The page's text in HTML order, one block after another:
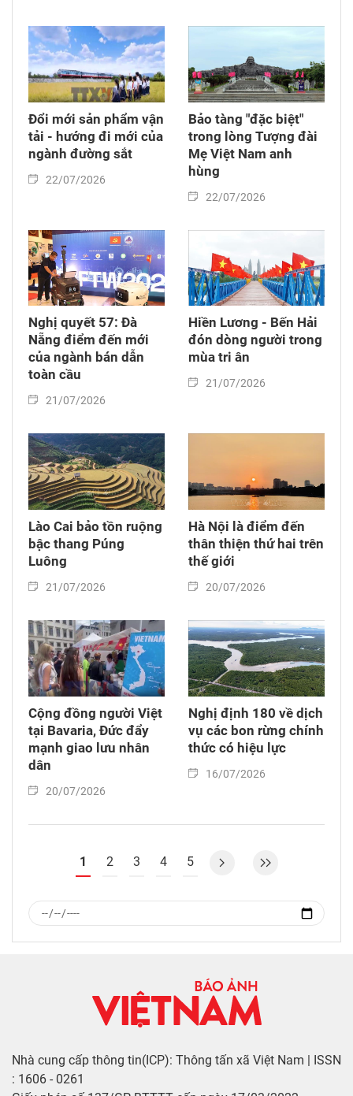
Đổi mới sản phẩm vận
tải - hướng đi mới của
ngành đường sắt
22/07/2026
Bảo tàng "đặc biệt"
trong lòng Tượng đài
Mẹ Việt Nam anh
hùng
22/07/2026
Nghị quyết 57: Đà
Nẵng điểm đến mới
của ngành bán dẫn
toàn cầu
21/07/2026
Hiền Lương - Bến Hải
đón dòng người trong
mùa tri ân
21/07/2026
Lào Cai bảo tồn ruộng
bậc thang Púng
Luông
21/07/2026
Hà Nội là điểm đến
thân thiện thứ hai trên
thế giới
20/07/2026
Cộng đồng người Việt
tại Bavaria, Đức đẩy
mạnh giao lưu nhân
dân
20/07/2026
Nghị định 180 về dịch
vụ các bon rừng chính
thức có hiệu lực
16/07/2026
1 2 3 4 5
Nhà cung cấp thông tin(ICP): Thông tấn xã Việt Nam | ISSN
: 1606 - 0261